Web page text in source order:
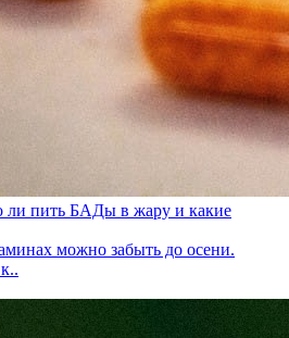
пить БАДы в жару и какие
можно забыть до осени.